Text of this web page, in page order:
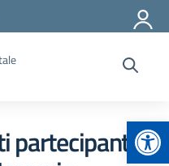
partecipanti